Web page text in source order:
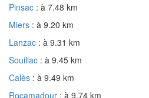
Pinsac : à 7.48 km
Miers : à 9.20 km
Lanzac : à 9.31 km
Souillac : à 9.45 km
Calès : à 9.49 km
Rocamadour : à 9.74 km